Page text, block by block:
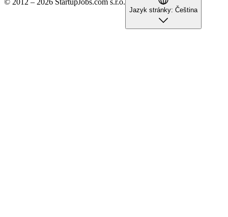
© 2012 – 2026 StartupJobs.com s.r.o.
Jazyk stránky: Čeština